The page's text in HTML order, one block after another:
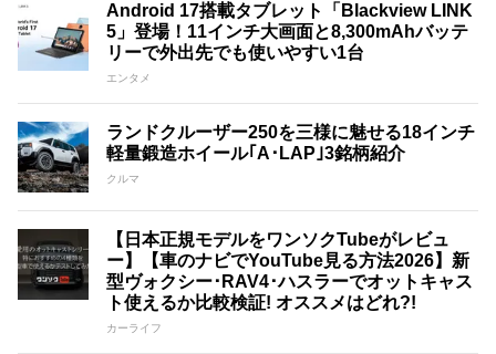
Android 17搭載タブレット「Blackview LINK
5」登場！11インチ大画面と8,300mAhバッテ
リーで外出先でも使いやすい1台
エンタメ
ランドクルーザー250を三様に魅せる18インチ
軽量鍛造ホイール｢A･LAP｣3銘柄紹介
クルマ
【日本正規モデルをワンソクTubeがレビュ
ー】【車のナビでYouTube見る方法2026】新
型ヴォクシー･RAV4･ハスラーでオットキャス
ト使えるか比較検証! オススメはどれ?!
カーライフ